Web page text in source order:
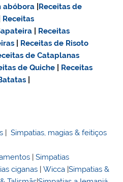
abóbora Receitas de
Receitas
Receitas
Receitas de Risoto
de Cataplanas
de Quiche
Receitas
|Simpatias, magias & feitiços
|Simpatias
ciganas |Wicca |Simpatias &